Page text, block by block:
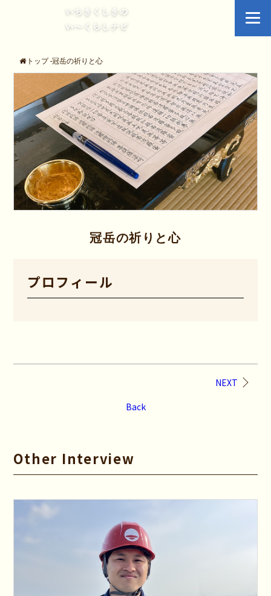
トップ -冠岳の祈りと心
冠岳の祈りと心
プロフィール
NEXT
Back
Other Interview